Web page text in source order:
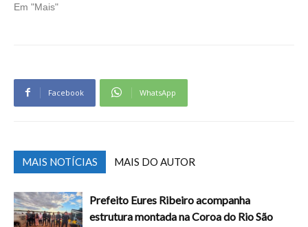
Em "Mais"
Facebook WhatsApp
MAIS NOTÍCIAS MAIS DO AUTOR
Prefeito Eures Ribeiro acompanha
estrutura montada na Coroa do Rio São